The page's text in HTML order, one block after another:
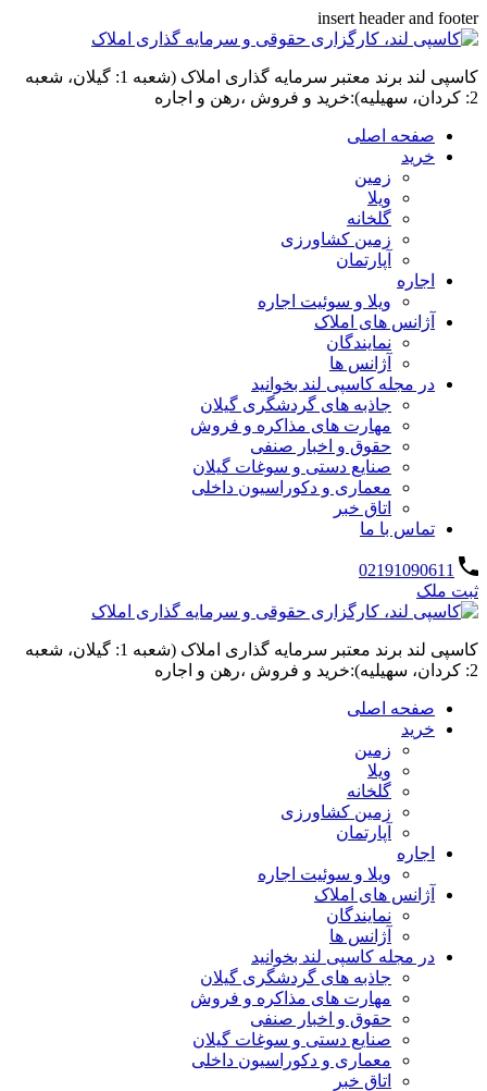
insert header and footer
کاسپی لند برند معتبر سرمایه گذاری املاک (شعبه 1: گیلان، شعبه
2: کردان، سهیلیه):خرید و فروش ،رهن و اجاره
صفحه اصلی
خرید
زمین
ویلا
گلخانه
زمین کشاورزی
آپارتمان
اجاره
ویلا و سوئیت اجاره
آژانس های املاک
نمایندگان
آژانس ها
در مجله کاسپی لند بخوانید
جاذبه های گردشگری گیلان
مهارت های مذاکره و فروش
حقوق و اخبار صنفی
صنایع دستی و سوغات گیلان
معماری و دکوراسیون داخلی
اتاق خبر
تماس با ما
02191090611
ثبت ملک
کاسپی لند برند معتبر سرمایه گذاری املاک (شعبه 1: گیلان، شعبه
2: کردان، سهیلیه):خرید و فروش ،رهن و اجاره
صفحه اصلی
خرید
زمین
ویلا
گلخانه
زمین کشاورزی
آپارتمان
اجاره
ویلا و سوئیت اجاره
آژانس های املاک
نمایندگان
آژانس ها
در مجله کاسپی لند بخوانید
جاذبه های گردشگری گیلان
مهارت های مذاکره و فروش
حقوق و اخبار صنفی
صنایع دستی و سوغات گیلان
معماری و دکوراسیون داخلی
اتاق خبر